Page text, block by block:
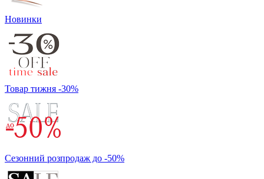
Новинки
Товар тижня -30%
Сезонний розпродаж до -50%